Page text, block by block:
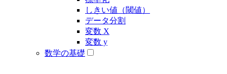
しきい値（閾値）
データ分割
変数 X
変数 y
数学の基礎